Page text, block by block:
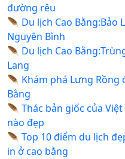
đường rêu
🪶 Du lịch Cao Bằng:Bảo
Nguyên Bình
🪶 Du lịch Cao
Lang
🪶 Khám phá Lưng Rồng
Bằng
🪶 Thác bản giốc của
nào đẹp
🪶 Top 10 điểm du lịch
in ở cao bằng